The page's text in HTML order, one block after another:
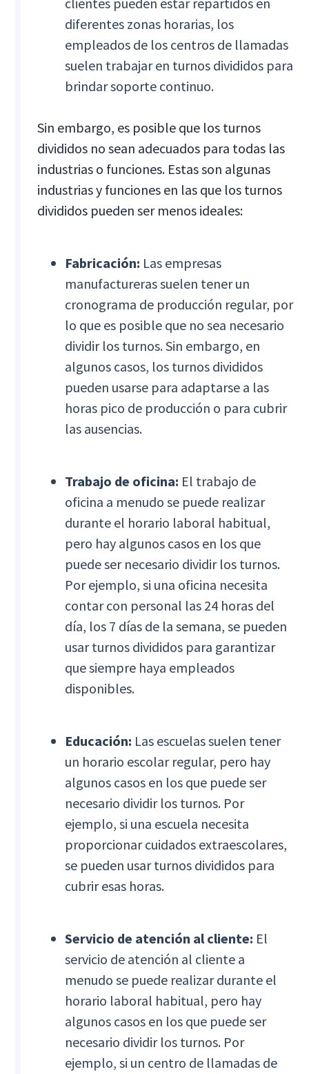
diferentes zonas horarias, los
empleados de los centros de llamadas
suelen trabajar en turnos divididos para
brindar soporte continuo.
Sin embargo, es posible que los turnos
divididos no sean adecuados para todas las
industrias o funciones. Estas son algunas
industrias y funciones en las que los turnos
divididos pueden ser menos ideales:
Fabricación: Las empresas
manufactureras suelen tener un
cronograma de producción regular, por
lo que es posible que no sea necesario
dividir los turnos. Sin embargo, en
algunos casos, los turnos divididos
pueden usarse para adaptarse a las
horas pico de producción o para cubrir
las ausencias.
Trabajo de oficina: El trabajo de
oficina a menudo se puede realizar
durante el horario laboral habitual,
pero hay algunos casos en los que
puede ser necesario dividir los turnos.
Por ejemplo, si una oficina necesita
contar con personal las 24 horas del
día, los 7 días de la semana, se pueden
usar turnos divididos para garantizar
que siempre haya empleados
disponibles.
Educación: Las escuelas suelen tener
un horario escolar regular, pero hay
algunos casos en los que puede ser
necesario dividir los turnos. Por
ejemplo, si una escuela necesita
proporcionar cuidados extraescolares,
se pueden usar turnos divididos para
cubrir esas horas.
Servicio de atención al cliente: El
servicio de atención al cliente a
menudo se puede realizar durante el
horario laboral habitual, pero hay
algunos casos en los que puede ser
necesario dividir los turnos. Por
ejemplo, si un centro de llamadas de